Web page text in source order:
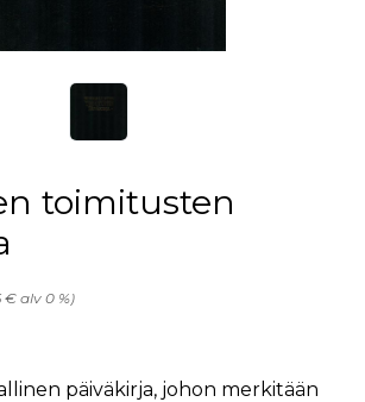
toimitusten
€ alv 0 %)
päiväkirja, johon merkitään